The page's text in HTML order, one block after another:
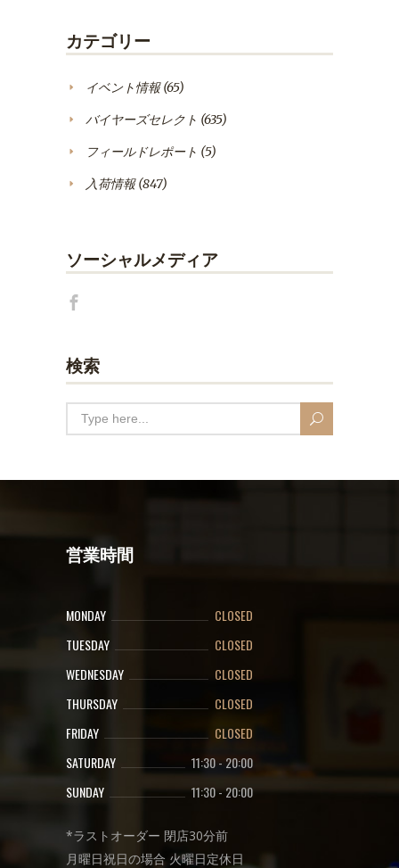
カテゴリー
イベント情報(65)
バイヤーズセレクト (635)
フィールドレポート (5)
入荷情報(847)
ソーシャルメディア
検索
営業時間
MONDAY
CLOSED
TUESDAY
CLOSED
WEDNESDAY
CLOSED
THURSDAY
CLOSED
FRIDAY
CLOSED
SATURDAY
11:30- 20:00
SUNDAY
11:30-20:00
*ラストオーダー 閉店30分前
月曜日祝日の場合 火曜日定休日